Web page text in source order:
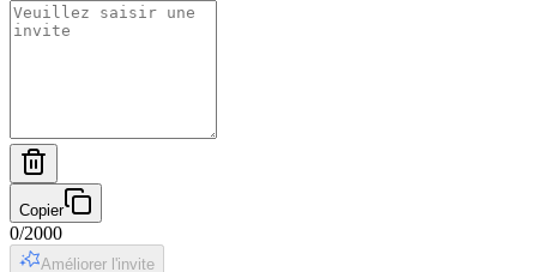
Copier
0/2000
Améliorer l'invite